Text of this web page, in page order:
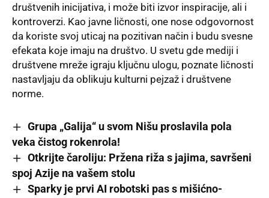
društvenih inicijativa, i može biti izvor inspiracije, ali i
kontroverzi. Kao javne ličnosti, one nose odgovornost
da koriste svoj uticaj na pozitivan način i budu svesne
efekata koje imaju na društvo. U svetu gde mediji i
društvene mreže igraju ključnu ulogu, poznate ličnosti
nastavljaju da oblikuju kulturni pejzaž i društvene
norme.
Grupa „Galija“ u svom Nišu proslavila pola
veka čistog rokenrola!
Otkrijte čaroliju: Pržena riža s jajima, savršeni
spoj Azije na vašem stolu
Sparky je prvi AI robotski pas s mišićno-